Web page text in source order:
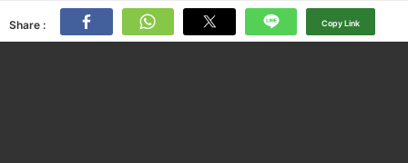
Share : Copy Link